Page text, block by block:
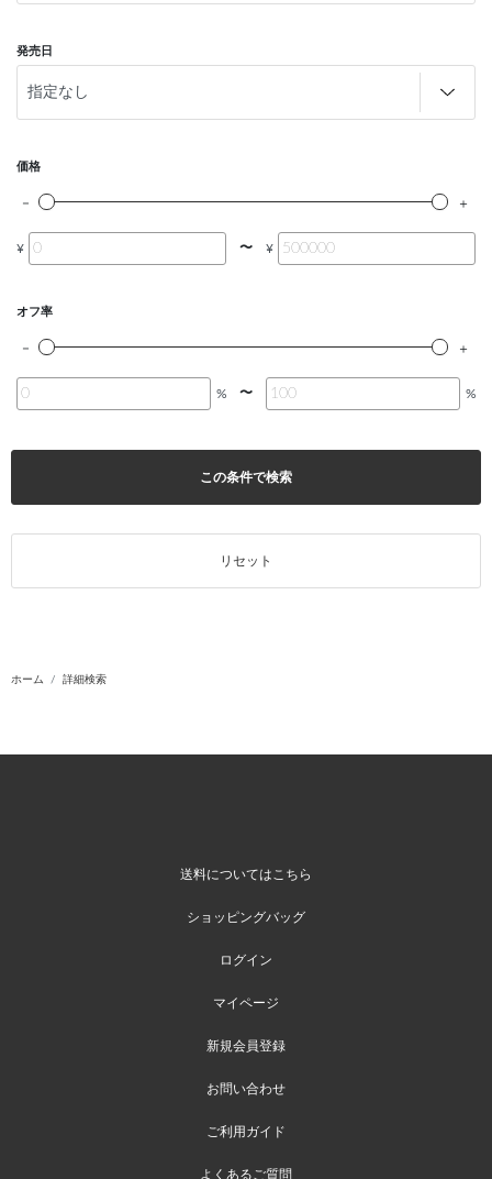
発売日
価格
¥ 〜 ¥
オフ率
% 〜 %
この条件で検索
リセット
ホーム 詳細検索
送料についてはこちら
ショッピングバッグ
ログイン
マイページ
新規会員登録
お問い合わせ
ご利用ガイド
よくあるご質問